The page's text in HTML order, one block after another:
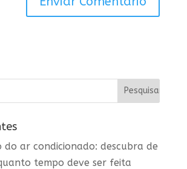
do ar condicionado: descubra de
tempo deve ser feita